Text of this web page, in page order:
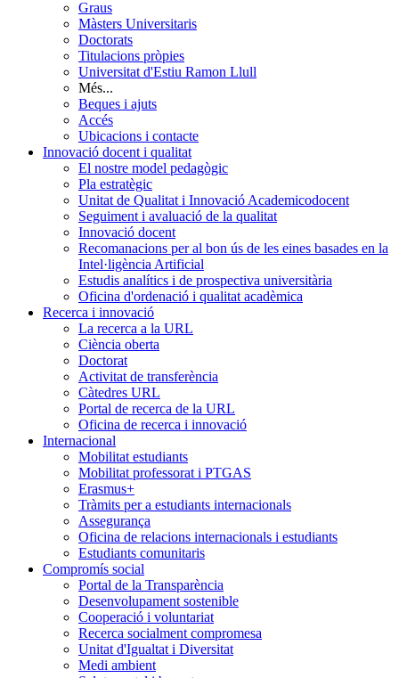
Graus
Màsters Universitaris
Doctorats
Titulacions pròpies
Universitat d'Estiu Ramon Llull
Més...
Beques i ajuts
Accés
Ubicacions i contacte
Innovació docent i qualitat
El nostre model pedagògic
Pla estratègic
Unitat de Qualitat i Innovació Academicodocent
Seguiment i avaluació de la qualitat
Innovació docent
Recomanacions per al bon ús de les eines basades en la
Intel·ligència Artificial
Estudis analítics i de prospectiva universitària
Oficina d'ordenació i qualitat acadèmica
Recerca i innovació
La recerca a la URL
Ciència oberta
Doctorat
Activitat de transferència
Càtedres URL
Portal de recerca de la URL
Oficina de recerca i innovació
Internacional
Mobilitat estudiants
Mobilitat professorat i PTGAS
Erasmus+
Tràmits per a estudiants internacionals
Assegurança
Oficina de relacions internacionals i estudiants
Estudiants comunitaris
Compromís social
Portal de la Transparència
Desenvolupament sostenible
Cooperació i voluntariat
Recerca socialment compromesa
Unitat d'Igualtat i Diversitat
Medi ambient